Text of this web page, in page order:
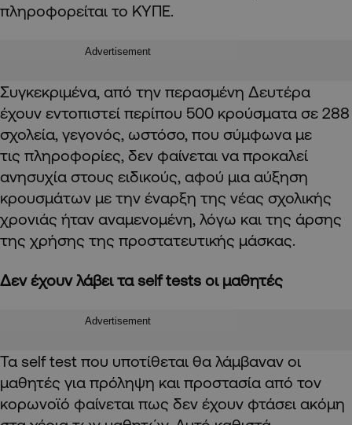
πληροφορείται το ΚΥΠΕ.
Advertisement
Συγκεκριμένα, από την περασμένη Δευτέρα
έχουν εντοπιστεί περίπου 500 κρούσματα σε 288
σχολεία, γεγονός, ωστόσο, που σύμφωνα με
τις πληροφορίες, δεν φαίνεται να προκαλεί
ανησυχία στους ειδικούς, αφού μια αύξηση
κρουσμάτων με την έναρξη της νέας σχολικής
χρονιάς ήταν αναμενομένη, λόγω και της άρσης
της χρήσης της προστατευτικής μάσκας.
Δεν έχουν λάβει τα self tests οι μαθητές
Advertisement
Τα self test που υποτίθεται θα λάμβαναν οι
μαθητές για πρόληψη και προστασία από τον
κορωνοϊό φαίνεται πως δεν έχουν φτάσει ακόμη